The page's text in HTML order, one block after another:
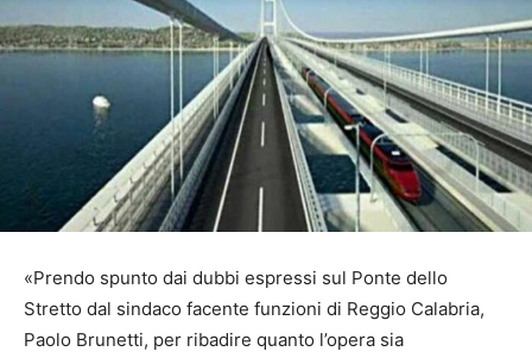
«Prendo spunto dai dubbi espressi sul Ponte dello
Stretto dal sindaco facente funzioni di Reggio Calabria,
Paolo Brunetti, per ribadire quanto l’opera sia